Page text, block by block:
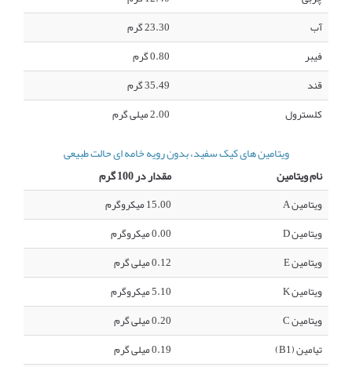
آب
23.30 گرم
فیبر
0.80 گرم
قند
35.49 گرم
کلسترول
2.00 میلی گرم
ویتامین های کیک سفید، بدون رویه خامه ای حالت طبیعی
نام ویتامین
مقدار در 100 گرم
ویتامین A
15.00 میکروگرم
ویتامین D
0.00 میکروگرم
ویتامین E
0.12 میلی گرم
ویتامین K
5.10 میکروگرم
ویتامین C
0.20 میلی گرم
تیامین (B1)
0.19 میلی گرم